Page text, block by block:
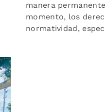
manera
momento, los
normatividad,